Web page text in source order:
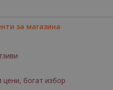
за магазина
цени, богат избор